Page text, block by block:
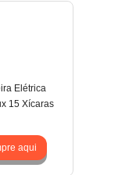
Elétrica
15 Xícaras
aqui